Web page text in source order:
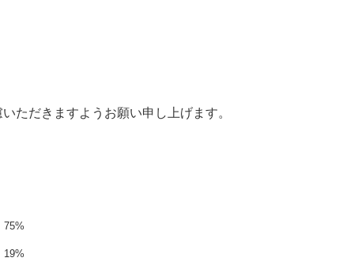
ただきますようお願い申し上げます。
75%
19%